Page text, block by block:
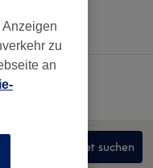
In diesem Gebiet suchen
zu
an